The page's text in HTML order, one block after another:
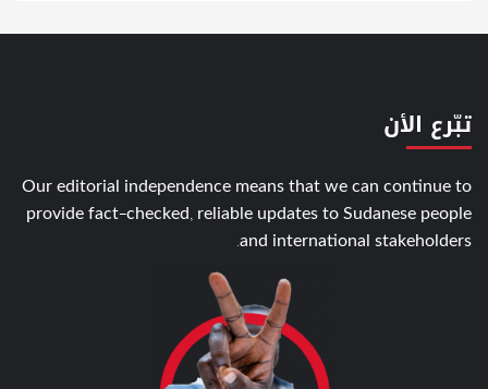
تبّرع الأن
Our editorial independence means that we can continue to
provide fact-checked, reliable updates to Sudanese people
and international stakeholders.